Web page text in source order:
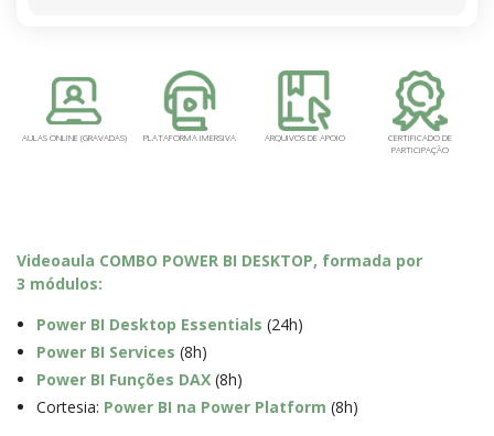
AULAS ONLINE (GRAVADAS) PLATAFORMA IMERSIVA ARQUIVOS DE APOIO
CERTIFICADO DE
PARTICIPAÇÃO
Videoaula COMBO POWER BI DESKTOP, formada por
3 módulos:
Power BI Desktop Essentials (24h)
Power BI Services (8h)
Power BI Funções DAX (8h)
Cortesia: Power BI na Power Platform (8h)